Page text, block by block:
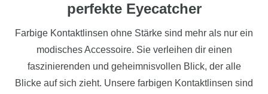
perfekte Eyecatcher
Farbige Kontaktlinsen ohne Stärke sind mehr als nur ein
modisches Accessoire. Sie verleihen dir einen
faszinierenden und geheimnisvollen Blick, der alle
Blicke auf sich zieht. Unsere farbigen Kontaktlinsen sind